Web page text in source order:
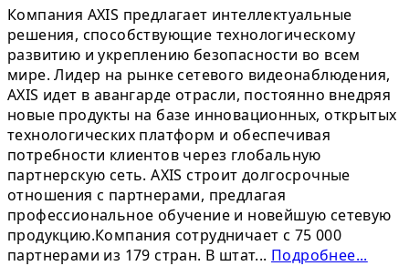
Компания AXIS предлагает интеллектуальные
решения, способствующие технологическому
развитию и укреплению безопасности во всем
мире. Лидер на рынке сетевого видеонаблюдения,
AXIS идет в авангарде отрасли, постоянно внедряя
новые продукты на базе инновационных, открытых
технологических платформ и обеспечивая
потребности клиентов через глобальную
партнерскую сеть. AXIS строит долгосрочные
отношения с партнерами, предлагая
профессиональное обучение и новейшую сетевую
продукцию.Компания сотрудничает с 75 000
партнерами из 179 стран. В штат... Подробнее...